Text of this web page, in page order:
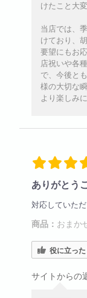
けたこと大
当店では、
けており、
要望にもお
店祝いや各
で、今後と
様の大切な
より楽しみ
ありがとう
対応していた
商品： おまか
役に立った
サイトからの